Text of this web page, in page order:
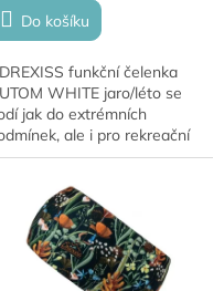
Do košíku
funkční čelenka
WHITE jaro/léto se
jak do extrémních
ale i pro rekreační
Jsou perfektní
na kolo...